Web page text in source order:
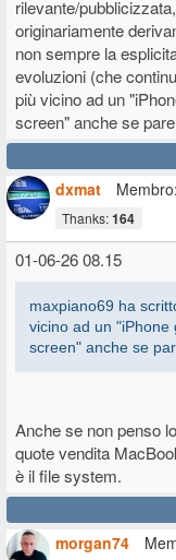
rilevante/
originariamente
non sempre la
evoluzioni (che
più vicino ad un
screen" anche se
dxmat
Membro:
Thanks:164
01-06-26 08.15
maxpiano69 ha
vicino ad un "iPhone
screen" anche se
Anche se non penso
quote vendita
è il file system.
morgan74